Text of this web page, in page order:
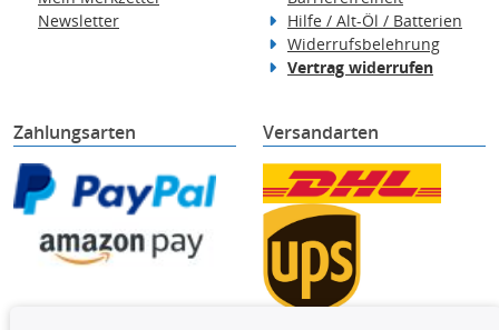
Newsletter
Hilfe / Alt-Öl / Batterien
Widerrufsbelehrung
Vertrag widerrufen
Zahlungsarten Versandarten